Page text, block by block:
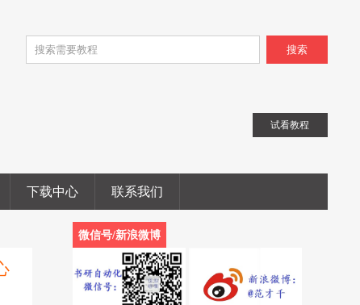
搜索
试看教程
下载中心 联系我们
微信号/新浪微博